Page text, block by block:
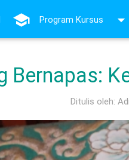
Program Kursus
Bernapas:
Ditulis oleh: